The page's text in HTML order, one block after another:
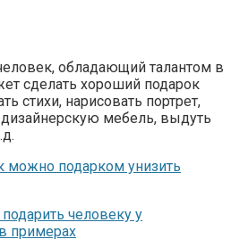
обладающий талантом в
сделать хороший подарок
стихи, нарисовать портрет,
мебель, выдуть